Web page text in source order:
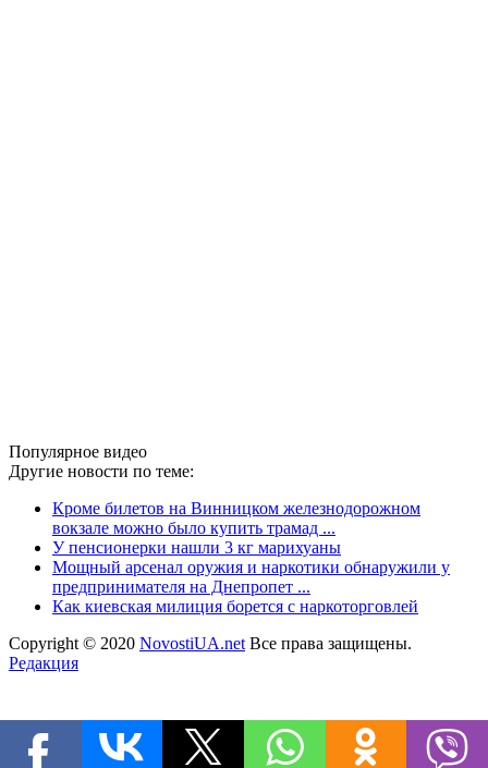
Популярное видео
Другие новости по теме:
Кроме билетов на Винницком железнодорожном
вокзале можно было купить трамад ...
У пенсионерки нашли 3 кг марихуаны
Мощный арсенал оружия и наркотики обнаружили у
предпринимателя на Днепропет ...
Как киевская милиция борется с наркоторговлей
Copyright © 2020 NovostiUA.net Все права защищены.
Редакция